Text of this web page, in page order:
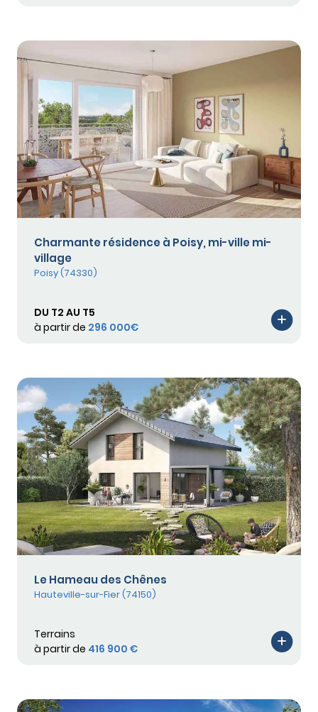
Charmante résidence à Poisy, mi-ville mi-
village
Poisy (74330)
DU T2 AU T5
à partir de 296 000€
Le Hameau des Chênes
Hauteville-sur-Fier (74150)
Terrains
à partir de 416 900 €